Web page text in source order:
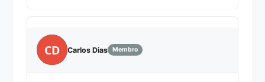
CD Carlos Dias Membro